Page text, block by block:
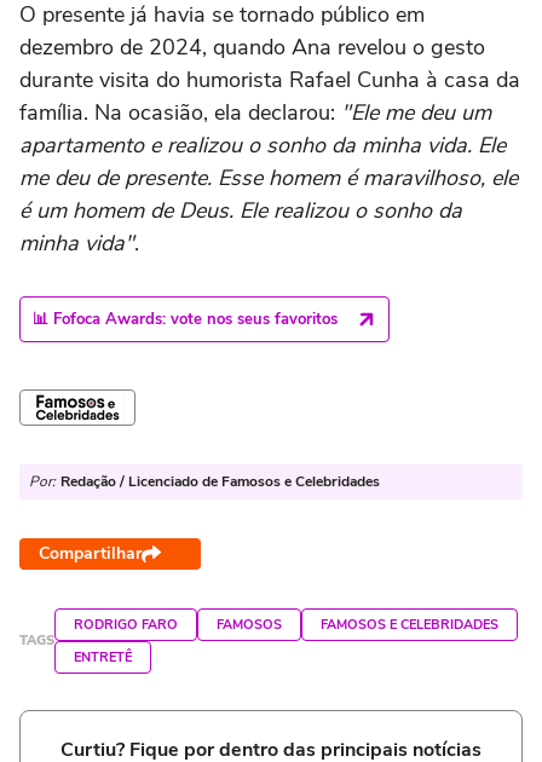
O presente já havia se tornado público em
dezembro de 2024, quando Ana revelou o gesto
durante visita do humorista Rafael Cunha à casa da
família. Na ocasião, ela declarou: "Ele me deu um
apartamento e realizou o sonho da minha vida. Ele
me deu de presente. Esse homem é maravilhoso, ele
é um homem de Deus. Ele realizou o sonho da
minha vida".
📊 Fofoca Awards: vote nos seus favoritos
Por: Redação / Licenciado de Famosos e Celebridades
Compartilhar
TAGS
RODRIGO FARO FAMOSOS
FAMOSOS E CELEBRIDADES
ENTRETÊ
Curtiu? Fique por dentro das principais notícias